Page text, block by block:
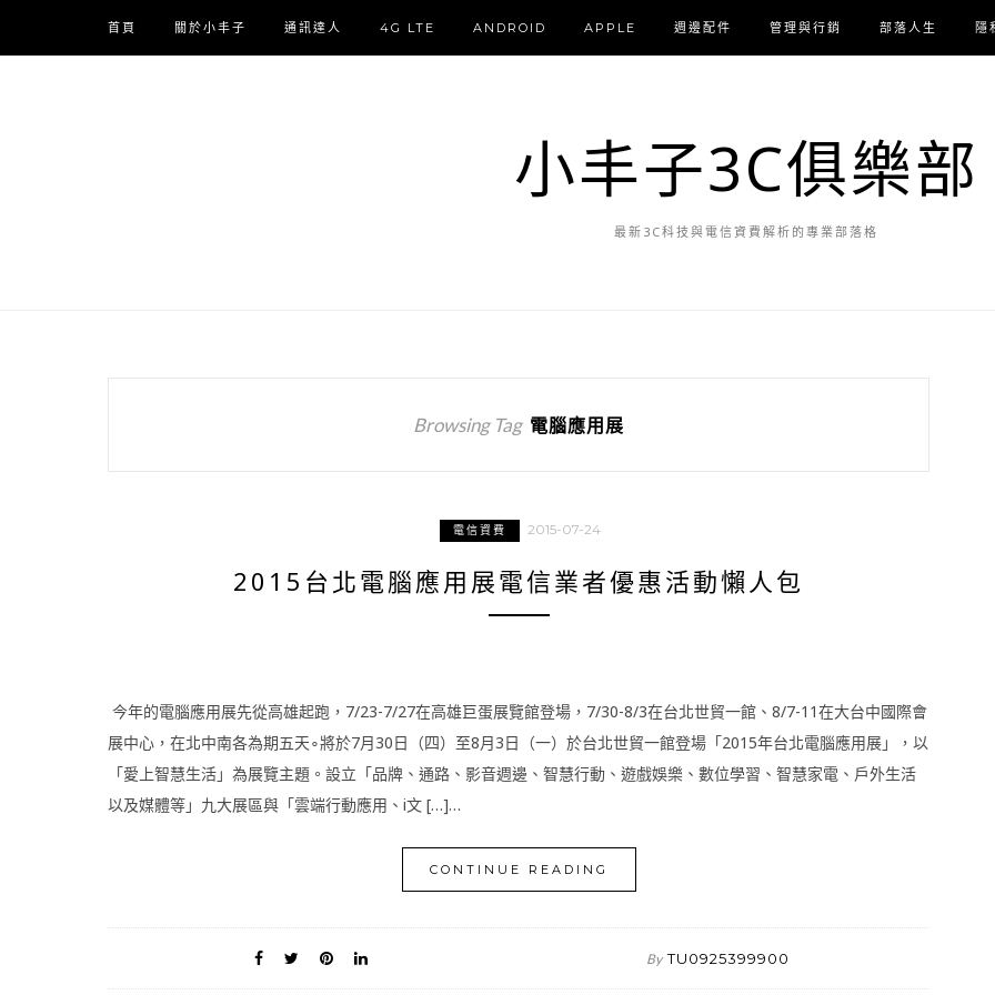
首頁 關於小丰子 通訊達人 4G LTE ANDROID APPLE 週邊配件 管理與行銷 部落人生 隱
小丰子3C俱樂部
最新3C科技與電信資費解析的專業部落格
Browsing Tag 電腦應用展
電信資費 2015-07-24
2015台北電腦應用展電信業者優惠活動懶人包
今年的電腦應用展先從高雄起跑，7/23-7/27在高雄巨蛋展覽館登場，7/30-8/3在台北世貿一館、8/7-11在大台中國際會
展中心，在北中南各為期五天∘將於7月30日（四）至8月3日（一）於台北世貿一館登場「2015年台北電腦應用展」，以
「愛上智慧生活」為展覽主題。設立「品牌、通路、影音週邊、智慧行動、遊戲娛樂、數位學習、智慧家電、戶外生活
以及媒體等」九大展區與「雲端行動應用、i文 […]…
CONTINUE READING
By TU0925399900